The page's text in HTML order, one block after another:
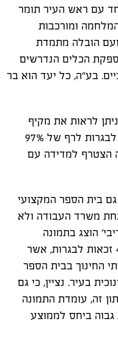
עם ראש העיר תומר
ומורכבות
הובלה מתמדת
הכלים הנדרשים
בע"ה, כל יעד הוא בר
לראות את מקיף
עירוני א' עם עליה של 4% בזכאות לבגרות לרף של 97%
הצטרף למדידה עם
בית הספר המקצועי
משרד העבודה ולא
הוצג בתמונה
החינוכית עם הישג מרשים של 48% זכאות לבגרות, אשר
החינוך בבית הספר
בעיר. נציין, כי גם
זה, עומדת התמונה
גבוה ביחס לממוצע